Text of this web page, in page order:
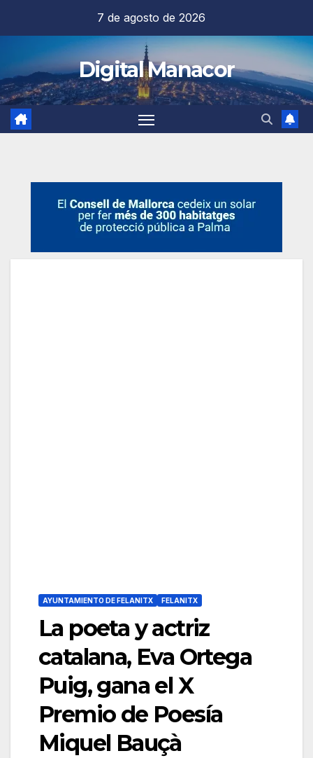
contenido
7 de agosto de 2026
Digital Manacor
AYUNTAMIENTO DE FELANITX FELANITX
La poeta y actriz
catalana, Eva Ortega
Puig, gana el X
Premio de Poesía
Miquel Bauçà